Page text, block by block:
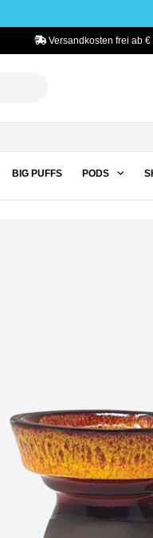
Versandkosten frei ab €
BIG PUFFS PODS